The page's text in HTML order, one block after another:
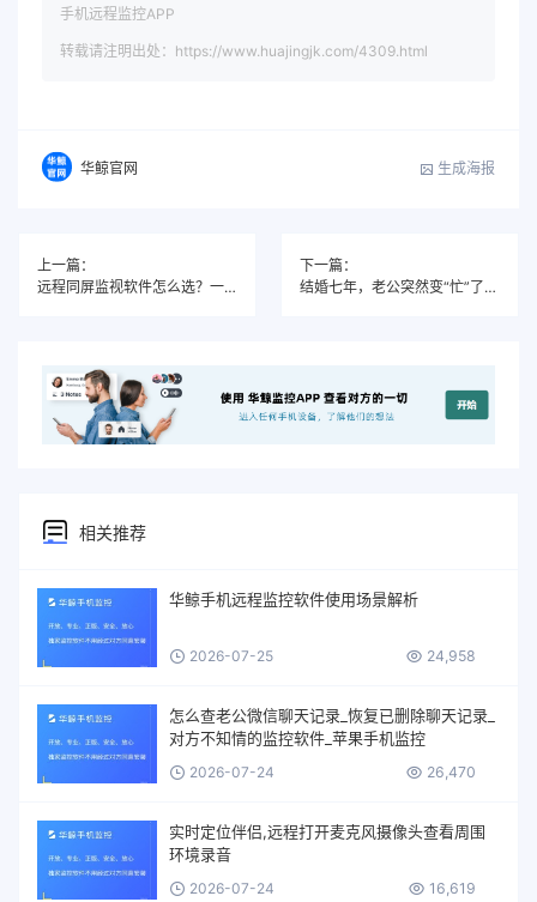
手机远程监控APP
转载请注明出处：https://www.huajingjk.com/4309.html
华鲸官网 生成海报
上一篇：
远程同屏监视软件怎么选？一张决策树帮你找到最适合的方案
下一篇：
结婚七年，老公突然变“忙”了——华鲸帮我看到了真相
相关推荐
华鲸手机远程监控软件使用场景解析
2026-07-25 24,958
怎么查老公微信聊天记录_恢复已删除聊天记录_
对方不知情的监控软件_苹果手机监控
2026-07-24 26,470
实时定位伴侣,远程打开麦克风摄像头查看周围
环境录音
2026-07-24 16,619